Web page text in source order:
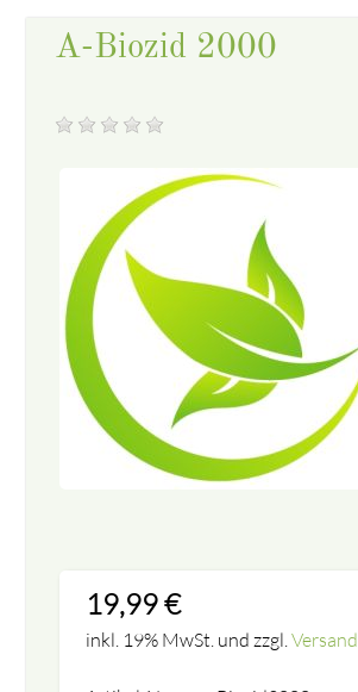
A-Biozid 2000
19,99€
inkl. 19% MwSt. und zzgl. Versand